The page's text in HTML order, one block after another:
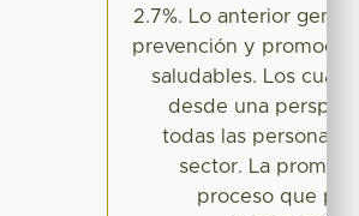
2.7%. Lo anterior
prevención y
saludables. Los
desde una
todas las personas
sector. La
proceso que